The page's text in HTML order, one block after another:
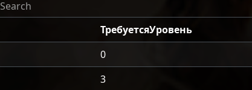
ТребуетсяУровень
0
3